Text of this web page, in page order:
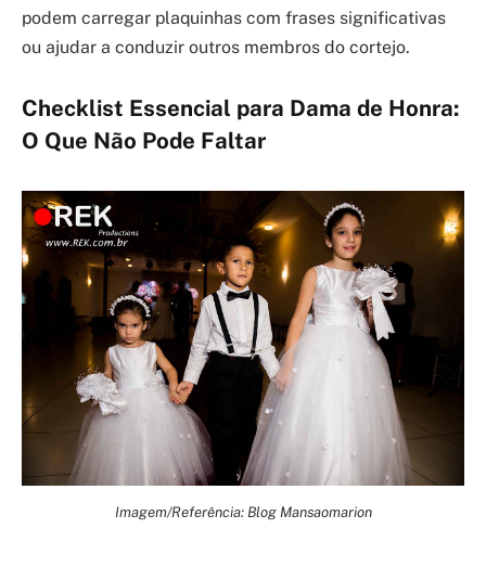
podem carregar plaquinhas com frases significativas
ou ajudar a conduzir outros membros do cortejo.
Checklist Essencial para Dama de Honra:
O Que Não Pode Faltar
Imagem/Referência: Blog Mansaomarion